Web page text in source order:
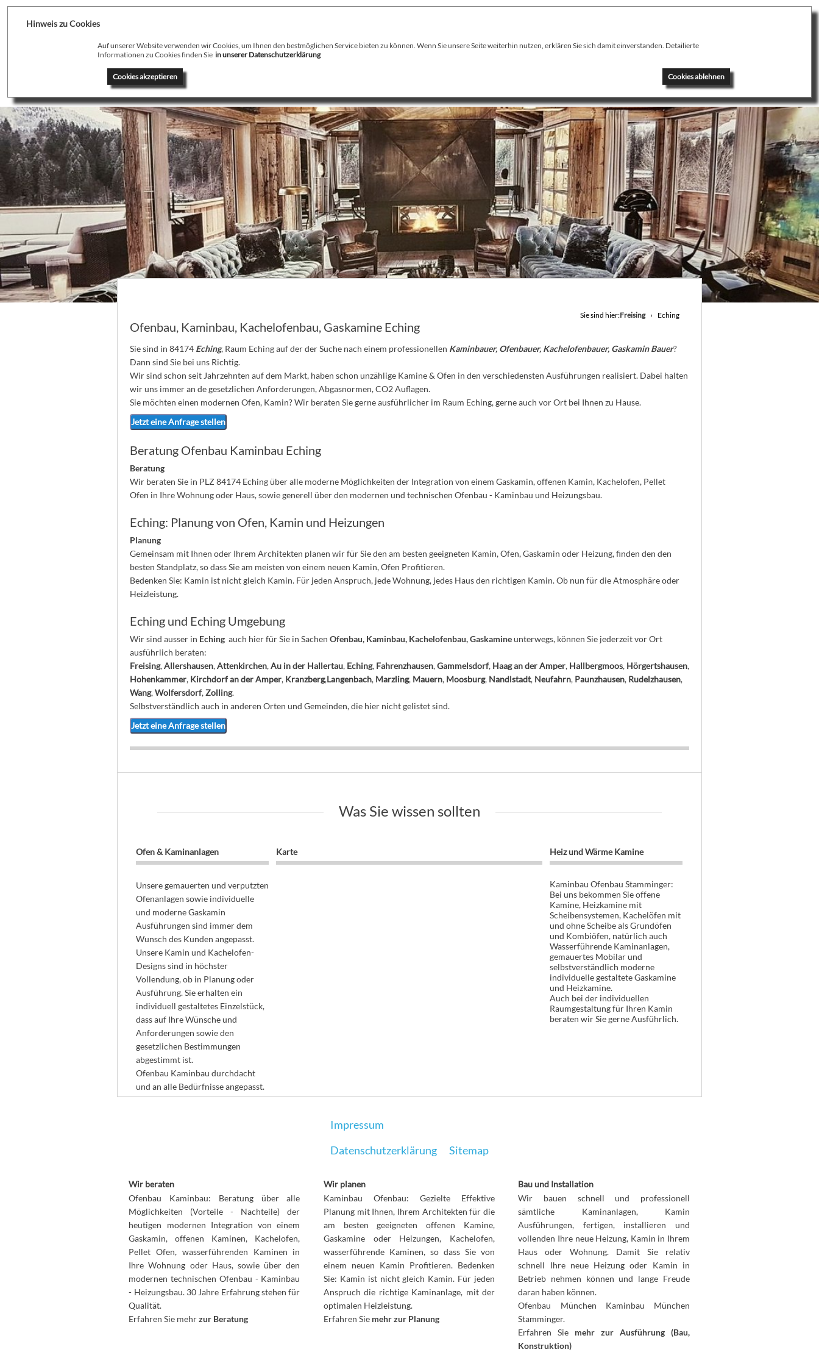
Hinweis zu Cookies
Auf unserer Website verwenden wir Cookies, um Ihnen den bestmöglichen Service bieten zu können. Wenn Sie unsere Seite weiterhin nutzen, erklären Sie sich damit einverstanden. Detailierte
Informationen zu Cookies finden Sie in unserer Datenschutzerklärung
Cookies ablehnen
Cookies akzeptieren
August Stamminger
Sie sind hier:Freising Eching
Ofenbau, Kaminbau, Kachelofenbau, Gaskamine Eching
Sie sind in 84174 Eching, Raum Eching auf der der Suche nach einem professionellen Kaminbauer, Ofenbauer, Kachelofenbauer, Gaskamin Bauer?
Dann sind Sie bei uns Richtig.
Wir sind schon seit Jahrzehnten auf dem Markt, haben schon unzählige Kamine & Ofen in den verschiedensten Ausführungen realisiert. Dabei halten
wir uns immer an de gesetzlichen Anforderungen, Abgasnormen, CO2 Auflagen.
Sie möchten einen modernen Ofen, Kamin? Wir beraten Sie gerne ausführlicher im Raum Eching, gerne auch vor Ort bei Ihnen zu Hause.
Jetzt eine Anfrage stellen
Beratung Ofenbau Kaminbau Eching
Beratung
Wir beraten Sie in PLZ 84174 Eching über alle moderne Möglichkeiten der Integration von einem Gaskamin, offenen Kamin, Kachelofen, Pellet
Ofen in Ihre Wohnung oder Haus, sowie generell über den modernen und technischen Ofenbau - Kaminbau und Heizungsbau.
Eching: Planung von Ofen, Kamin und Heizungen
Planung
Gemeinsam mit Ihnen oder Ihrem Architekten planen wir für Sie den am besten geeigneten Kamin, Ofen, Gaskamin oder Heizung, finden den den
besten Standplatz, so dass Sie am meisten von einem neuen Kamin, Ofen Profitieren.
Bedenken Sie: Kamin ist nicht gleich Kamin. Für jeden Anspruch, jede Wohnung, jedes Haus den richtigen Kamin. Ob nun für die Atmosphäre oder
Heizleistung.
Eching und Eching Umgebung
Wir sind ausser in Eching auch hier für Sie in Sachen Ofenbau, Kaminbau, Kachelofenbau, Gaskamineunterwegs, können Sie jederzeit vor Ort
ausführlich beraten:
Freising,Allershausen,Attenkirchen,Au in der Hallertau, Eching, Fahrenzhausen,Gammelsdorf, Haag an der Amper, Hallbergmoos, Hörgertshausen,
Hohenkammer, Kirchdorf an der Amper, Kranzberg,Langenbach, Marzling, Mauern, Moosburg, Nandlstadt, Neufahrn, Paunzhausen, Rudelzhausen,
Wang,Wolfersdorf,Zolling.
Selbstverständlich auch in anderen Orten und Gemeinden, die hier nicht gelistet sind.
Jetzt eine Anfrage stellen
Was Sie wissen sollten
Ofen & Kaminanlagen
Unsere gemauerten und verputzten
Ofenanlagen sowie individuelle
und moderne Gaskamin
Ausführungen sind immer dem
Wunsch des Kunden angepasst.
Unsere Kamin und Kachelofen-
Designs sind in höchster
Vollendung, ob in Planung oder
Ausführung. Sie erhalten ein
individuell gestaltetes Einzelstück,
dass auf Ihre Wünsche und
Anforderungen sowie den
gesetzlichen Bestimmungen
abgestimmt ist.
Ofenbau Kaminbau durchdacht
und an alle Bedürfnisse angepasst.
Karte Heiz und Wärme Kamine
Kaminbau Ofenbau Stamminger:
Bei uns bekommen Sie offene
Kamine, Heizkamine mit
Scheibensystemen, Kachelöfen mit
und ohne Scheibe als Grundöfen
und Kombiöfen, natürlich auch
Wasserführende Kaminanlagen,
gemauertes Mobilar und
selbstverständlich moderne
individuelle gestaltete Gaskamine
und Heizkamine.
Auch bei der individuellen
Raumgestaltung für Ihren Kamin
beraten wir Sie gerne Ausführlich.
Impressum
Datenschutzerklärung
Sitemap
Wir beraten
Ofenbau Kaminbau: Beratung über alle
Möglichkeiten (Vorteile - Nachteile) der
heutigen modernen Integration von einem
Gaskamin, offenen Kaminen, Kachelofen,
Pellet Ofen, wasserführenden Kaminen in
Ihre Wohnung oder Haus, sowie über den
modernen technischen Ofenbau - Kaminbau
- Heizungsbau. 30 Jahre Erfahrung stehen für
Qualität.
Erfahren Sie mehrzur Beratung
Wir planen
Kaminbau Ofenbau: Gezielte Effektive
Planung mit Ihnen, Ihrem Architekten für die
am besten geeigneten offenen Kamine,
Gaskamine oder Heizungen, Kachelofen,
wasserführende Kaminen, so dass Sie von
einem neuen Kamin Profitieren. Bedenken
Sie: Kamin ist nicht gleich Kamin. Für jeden
Anspruch die richtige Kaminanlage, mit der
optimalen Heizleistung.
Erfahren Sie mehr zur Planung
Bau und Installation
Wir bauen schnell und professionell
sämtliche Kaminanlagen, Kamin
Ausführungen, fertigen, installieren und
vollenden Ihre neue Heizung, Kamin in Ihrem
Haus oder Wohnung. Damit Sie relativ
schnell Ihre neue Heizung oder Kamin in
Betrieb nehmen können und lange Freude
daran haben können.
Ofenbau München Kaminbau München
Stamminger.
Erfahren Sie mehr zur Ausführung (Bau,
Konstruktion)